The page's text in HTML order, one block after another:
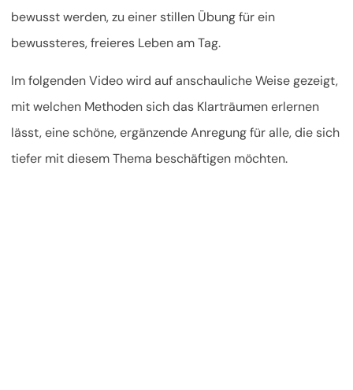
bewusst werden, zu einer stillen Übung für ein
bewussteres, freieres Leben am Tag.
Im folgenden Video wird auf anschauliche Weise gezeigt,
mit welchen Methoden sich das Klarträumen erlernen
lässt, eine schöne, ergänzende Anregung für alle, die sich
tiefer mit diesem Thema beschäftigen möchten.